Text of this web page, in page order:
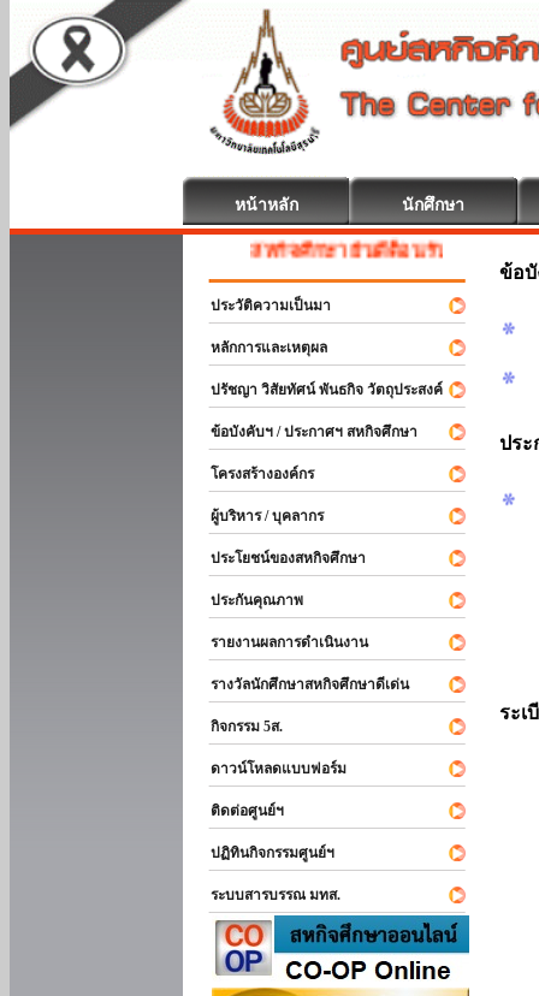
หน้าหลัก นักศึกษา
สหกิจศึกษา ยินดีต้อนรับ
ประวัติความเป็นมา
หลักการและเหตุผล
ปรัชญา วิสัยทัศน์ พันธกิจ วัตถุประสงค์
ข้อบังคับฯ / ประกาศฯ สหกิจศึกษา
โครงสร้างองค์กร
ผู้บริหาร / บุคลากร
ประโยชน์ของสหกิจศึกษา
ประกันคุณภาพ
รายงานผลการดำเนินงาน
รางวัลนักศึกษาสหกิจศึกษาดีเด่น
กิจกรรม 5ส.
ดาวน์โหลดแบบฟอร์ม
ติดต่อศูนย์ฯ
ปฏิทินกิจกรรมศูนย์ฯ
ระบบสารบรรณ มทส.
ข้อ
ประ
ระเ